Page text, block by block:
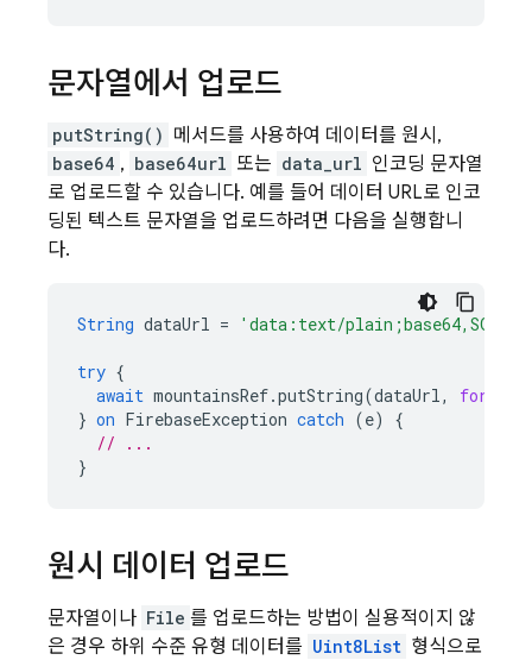
문자열에서 업로드
putString() 메서드를 사용하여 데이터를 원시,
base64 , base64url 또는 data_url 인코딩 문자열
로 업로드할 수 있습니다. 예를 들어 데이터 URL로 인코
딩된 텍스트 문자열을 업로드하려면 다음을 실행합니
다.
String dataUrl = 'data:text/
try {
await mountainsRef.putString(dataUrl,
format:
} on FirebaseException catch (e)
{
// ...
}
원시 데이터 업로드
문자열이나 File 를 업로드하는 방법이 실용적이지 않
은 경우 하위 수준 유형 데이터를 Uint8List 형식으로